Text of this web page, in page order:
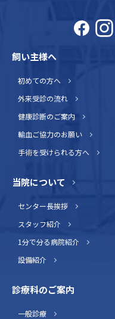
飼い主様へ
初めての方へ
外来受診の流れ
健康診断のご案内
輸血ご協力のお願い
手術を受けられる方へ
当院について
センター長挨拶
スタッフ紹介
1分で分る病院紹介
設備紹介
診療科のご案内
一般診療